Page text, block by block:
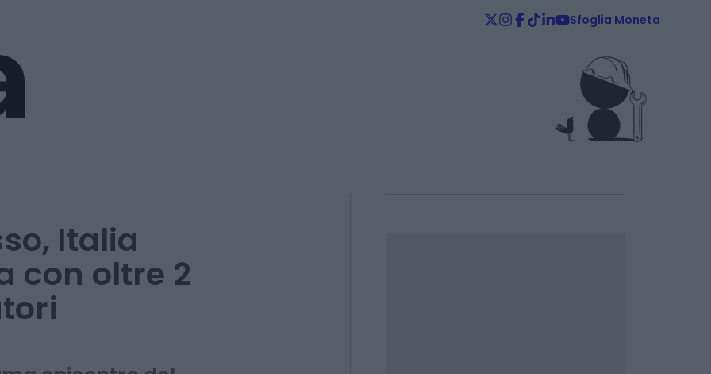
Sfoglia Moneta
Italia